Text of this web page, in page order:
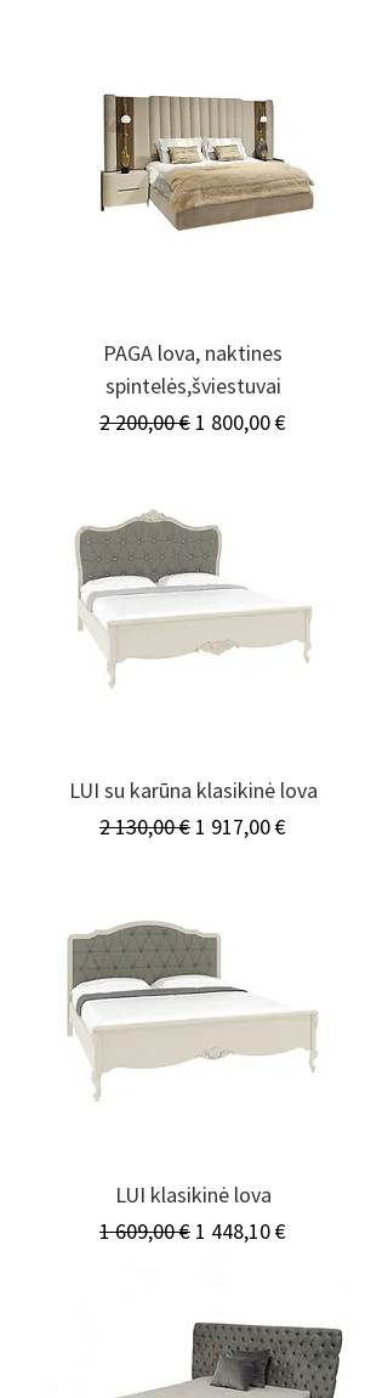
PAGA lova, naktines
spintelės,šviestuvai
Įprastinė kaina
2 200,00 € Pardavimo kaina
1 800,00 €
LUI su karūna klasikinė lova
Įprastinė kaina
2 130,00 € Pardavimo kaina
1 917,00 €
LUI klasikinė lova
Įprastinė kaina
1 609,00 € Pardavimo kaina
1 448,10 €